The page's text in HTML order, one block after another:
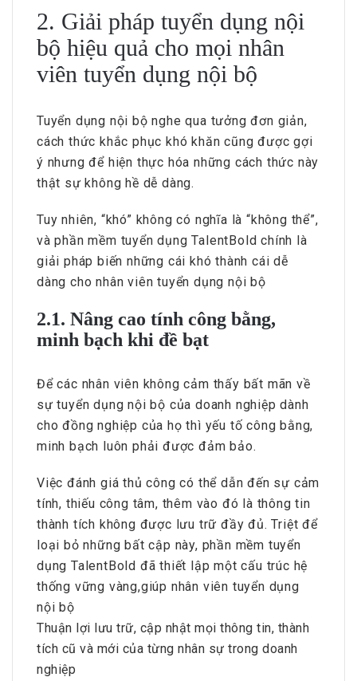
2. Giải pháp tuyển dụng nội
bộ hiệu quả cho mọi nhân
viên tuyển dụng nội bộ
Tuyển dụng nội bộ nghe qua tưởng đơn giản,
cách thức khắc phục khó khăn cũng được gợi
ý nhưng để hiện thực hóa những cách thức này
thật sự không hề dễ dàng.
Tuy nhiên, “khó” không có nghĩa là “không thể”,
và phần mềm tuyển dụng TalentBold chính là
giải pháp biến những cái khó thành cái dễ
dàng cho nhân viên tuyển dụng nội bộ
2.1. Nâng cao tính công bằng,
minh bạch khi đề bạt
Để các nhân viên không cảm thấy bất mãn về
sự tuyển dụng nội bộ của doanh nghiệp dành
cho đồng nghiệp của họ thì yếu tố công bằng,
minh bạch luôn phải được đảm bảo.
Việc đánh giá thủ công có thể dẫn đến sự cảm
tính, thiếu công tâm, thêm vào đó là thông tin
thành tích không được lưu trữ đầy đủ. Triệt để
loại bỏ những bất cập này, phần mềm tuyển
dụng TalentBold đã thiết lập một cấu trúc hệ
thống vững vàng,giúp nhân viên tuyển dụng
nội bộ
Thuận lợi lưu trữ, cập nhật mọi thông tin, thành
tích cũ và mới của từng nhân sự trong doanh
nghiệp